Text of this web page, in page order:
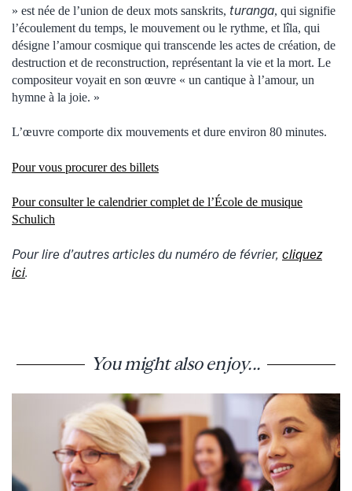
» est née de l’union de deux mots sanskrits, turanga, qui signifie
l’écoulement du temps, le mouvement ou le rythme, et lîla, qui
désigne l’amour cosmique qui transcende les actes de création, de
destruction et de reconstruction, représentant la vie et la mort. Le
compositeur voyait en son œuvre « un cantique à l’amour, un
hymne à la joie. »
L’œuvre comporte dix mouvements et dure environ 80 minutes.
Pour vous procurer des billets
Pour consulter le calendrier complet de l’École de musique
Schulich
Pour lire d’autres articles du numéro de février, cliquez
ici.
You might also enjoy...